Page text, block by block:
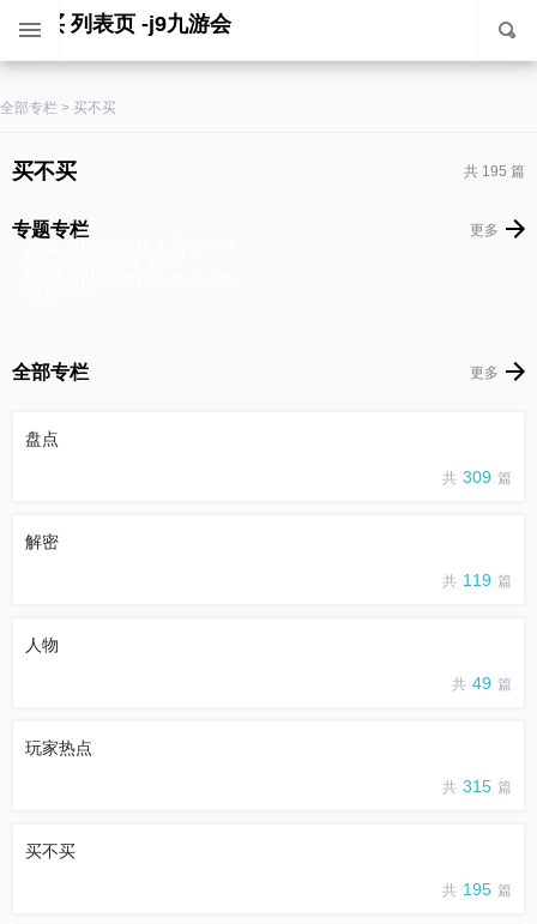
买不买 列表页 -j9九游会
全部专栏 > 买不买
买不买 共 195 篇
专题专栏 更多
2021 vg游戏角色人气总选举
全部专栏 更多
盘点
共 309 篇
解密
共 119 篇
人物
共 49 篇
玩家热点
共 315 篇
买不买
共 195 篇